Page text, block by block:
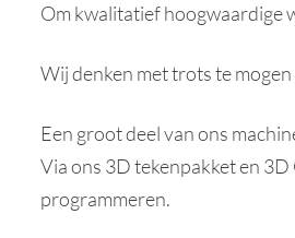
Om kwalitatief hoogwaardige
Wij denken met trots te
Een groot deel van ons
Via ons 3D tekenpakket en
programmeren.